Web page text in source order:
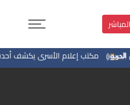
يكشف أحدث معطيات معتقلي